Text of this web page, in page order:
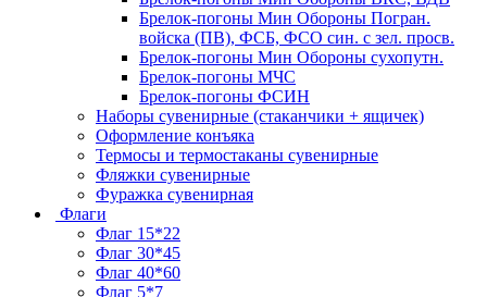
Брелок-погоны Мин Обороны Погран.
войска (ПВ), ФСБ, ФСО син. с зел. просв.
Брелок-погоны Мин Обороны сухопутн.
Брелок-погоны МЧС
Брелок-погоны ФСИН
Наборы сувенирные (стаканчики + ящичек)
Оформление конъяка
Термосы и термостаканы сувенирные
Фляжки сувенирные
Фуражка сувенирная
Флаги
Флаг 15*22
Флаг 30*45
Флаг 40*60
Флаг 5*7